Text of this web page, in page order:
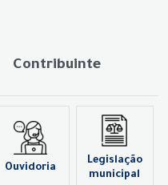
Contribuinte
Ouvidoria
Legislação
municipal